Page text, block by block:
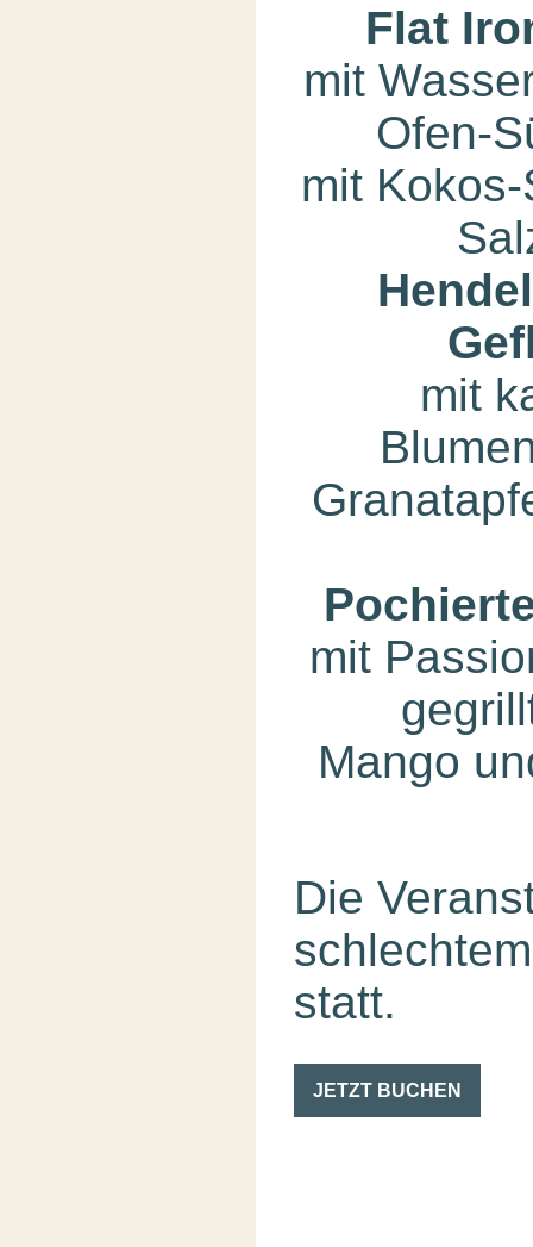
Flat
mit
Ofen-
mit
mit
mit
Mango
Die
statt.
JETZT BUCHEN